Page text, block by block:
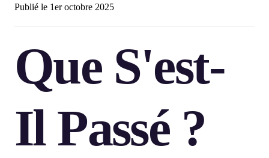
Publié le 1er octobre 2025
Que S'est-
Il Passé ?